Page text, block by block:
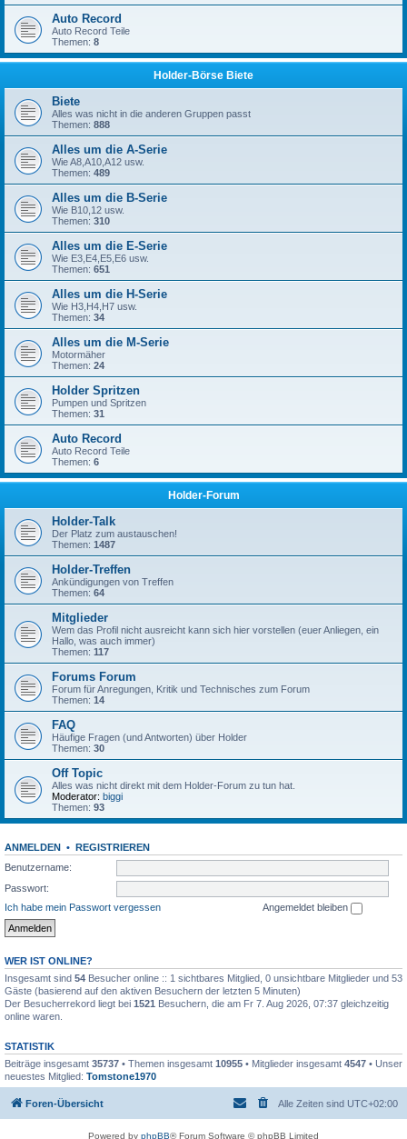
Auto Record
Auto Record Teile
Themen: 8
Holder-Börse Biete
Biete
Alles was nicht in die anderen Gruppen passt
Themen: 888
Alles um die A-Serie
Wie A8,A10,A12 usw.
Themen: 489
Alles um die B-Serie
Wie B10,12 usw.
Themen: 310
Alles um die E-Serie
Wie E3,E4,E5,E6 usw.
Themen: 651
Alles um die H-Serie
Wie H3,H4,H7 usw.
Themen: 34
Alles um die M-Serie
Motormäher
Themen: 24
Holder Spritzen
Pumpen und Spritzen
Themen: 31
Auto Record
Auto Record Teile
Themen: 6
Holder-Forum
Holder-Talk
Der Platz zum austauschen!
Themen: 1487
Holder-Treffen
Ankündigungen von Treffen
Themen: 64
Mitglieder
Wem das Profil nicht ausreicht kann sich hier vorstellen (euer Anliegen, ein
Hallo, was auch immer)
Themen: 117
Forums Forum
Forum für Anregungen, Kritik und Technisches zum Forum
Themen: 14
FAQ
Häufige Fragen (und Antworten) über Holder
Themen: 30
Off Topic
Alles was nicht direkt mit dem Holder-Forum zu tun hat.
Moderator: biggi
Themen: 93
ANMELDEN • REGISTRIEREN
Benutzername:
Passwort:
Ich habe mein Passwort vergessen
Angemeldet bleiben
WER IST ONLINE?
Insgesamt sind 54 Besucher online :: 1 sichtbares Mitglied, 0 unsichtbare Mitglieder und 53
Gäste (basierend auf den aktiven Besuchern der letzten 5 Minuten)
Der Besucherrekord liegt bei 1521 Besuchern, die am Fr 7. Aug 2026, 07:37 gleichzeitig
online waren.
STATISTIK
Beiträge insgesamt 35737 • Themen insgesamt 10955 • Mitglieder insgesamt 4547 • Unser
neuestes Mitglied: Tomstone1970
Foren-Übersicht Alle Zeiten sind UTC+02:00
Powered by phpBB® Forum Software © phpBB Limited